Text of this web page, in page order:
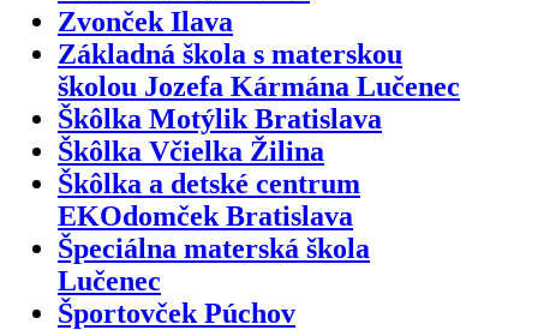
Zvonček Ilava
Základná škola s materskou
školou Jozefa Kármána Lučenec
Škôlka Motýlik Bratislava
Škôlka Včielka Žilina
Škôlka a detské centrum
EKOdomček Bratislava
Špeciálna materská škola
Lučenec
Športovček Púchov